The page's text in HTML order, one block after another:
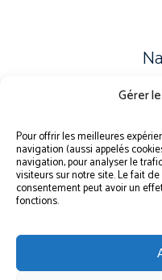
Gérer
Pour offrir les meilleures
navigation (aussi appelés
navigation, pour analyser le
visiteurs sur notre site. Le fait
consentement peut avoir un
fonctions.
PLAINTE
POLITIQUE